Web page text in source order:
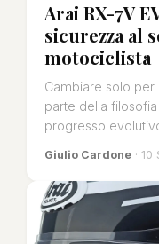
Arai RX-7V
sicurezza al
motociclista
Cambiare solo per
parte della
progresso
Giulio Cardone ·